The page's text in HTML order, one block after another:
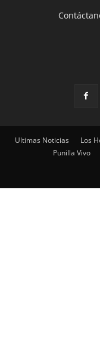
Ultimas Noticias Los
Punilla Vivo